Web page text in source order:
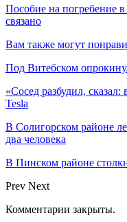
Пособие на погребение в
связано
Вам также могут
Под Витебском
«Сосед разбудил,
Tesla
В Солигорском районе
два человека
В Пинском районе
Prev Next
Комментарии закрыты.